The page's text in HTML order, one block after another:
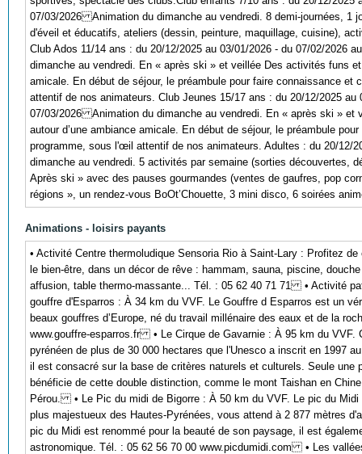
07/03/2026 Animation du dimanche au vendredi. 8 demi-journées, 1
d'éveil et éducatifs, ateliers (dessin, peinture, maquillage, cuisine),
Club Ados 11/14 ans : du 20/12/2025 au 03/01/2026 - du 07/02/2026
dimanche au vendredi. En « après ski » et veillée Des activités funs
amicale. En début de séjour, le préambule pour faire connaissance
attentif de nos animateurs. Club Jeunes 15/17 ans : du 20/12/2025 au
07/03/2026 Animation du dimanche au vendredi. En « après ski » et
autour d’une ambiance amicale. En début de séjour, le préambule
programme, sous l'œil attentif de nos animateurs. Adultes : du 20/12/
dimanche au vendredi. 5 activités par semaine (sorties découvertes,
Après ski » avec des pauses gourmandes (ventes de gaufres, pop
régions », un rendez-vous BoOt’Chouette, 3 mini disco, 6 soirées
Animations - loisirs payants
• Activité Centre thermoludique Sensoria Rio à Saint-Lary : Profitez
le bien-être, dans un décor de rêve : hammam, sauna, piscine,
affusion, table thermo-massante... Tél. : 05 62 40 71 71 • Activité
gouffre d'Esparros : À 34 km du VVF. Le Gouffre d Esparros est un
beaux gouffres d’Europe, né du travail millénaire des eaux et de la
www.gouffre-esparros.fr • Le Cirque de Gavarnie : À 95 km du VVF.
pyrénéen de plus de 30 000 hectares que l'Unesco a inscrit en 1997
il est consacré sur la base de critères naturels et culturels. Seule une
bénéficie de cette double distinction, comme le mont Taishan en
Pérou. • Le Pic du midi de Bigorre : À 50 km du VVF. Le pic du Midi
plus majestueux des Hautes-Pyrénées, vous attend à 2 877 mètres
pic du Midi est renommé pour la beauté de son paysage, il est
astronomique. Tél. : 05 62 56 70 00 www.picdumidi.com • Les